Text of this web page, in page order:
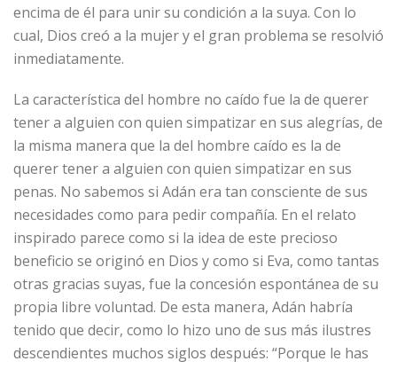
encima de él para unir su condición a la suya. Con lo
cual, Dios creó a la mujer y el gran problema se resolvió
inmediatamente.
La característica del hombre no caído fue la de querer
tener a alguien con quien simpatizar en sus alegrías, de
la misma manera que la del hombre caído es la de
querer tener a alguien con quien simpatizar en sus
penas. No sabemos si Adán era tan consciente de sus
necesidades como para pedir compañía. En el relato
inspirado parece como si la idea de este precioso
beneficio se originó en Dios y como si Eva, como tantas
otras gracias suyas, fue la concesión espontánea de su
propia libre voluntad. De esta manera, Adán habría
tenido que decir, como lo hizo uno de sus más ilustres
descendientes muchos siglos después: “Porque le has